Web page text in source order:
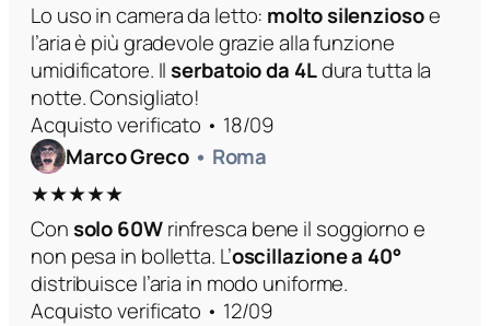
Lo uso in camera da letto: molto silenziosoe
l’aria è più gradevole grazie alla funzione
umidificatore. Ilserbatoio da 4Ldura tutta la
notte. Consigliato!
Acquisto verificato • 18/09
Marco Greco • Roma
★★★★★
Consolo 60Wrinfresca bene il soggiorno e
non pesa in bolletta. L’oscillazione a 40°
distribuisce l’aria in modo uniforme.
Acquisto verificato • 12/09